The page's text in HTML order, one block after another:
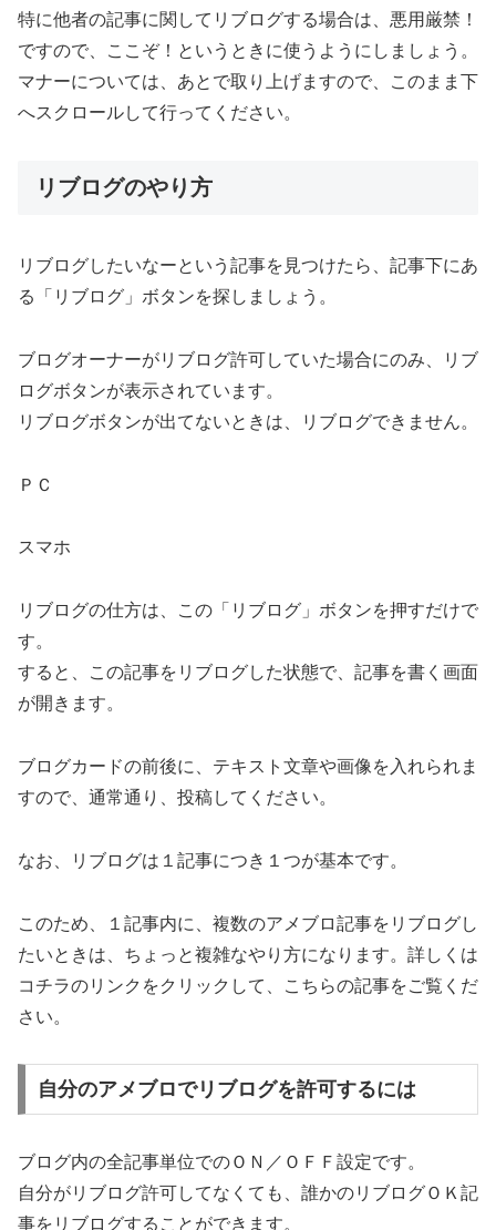
特に他者の記事に関してリブログする場合は、悪用厳禁！
ですので、ここぞ！というときに使うようにしましょう。
マナーについては、あとで取り上げますので、このまま下
へスクロールして行ってください。
リブログのやり方
リブログしたいなーという記事を見つけたら、記事下にあ
る「リブログ」ボタンを探しましょう。
ブログオーナーがリブログ許可していた場合にのみ、リブ
ログボタンが表示されています。
リブログボタンが出てないときは、リブログできません。
ＰＣ
スマホ
リブログの仕方は、この「リブログ」ボタンを押すだけで
す。
すると、この記事をリブログした状態で、記事を書く画面
が開きます。
ブログカードの前後に、テキスト文章や画像を入れられま
すので、通常通り、投稿してください。
なお、リブログは１記事につき１つが基本です。
このため、１記事内に、複数のアメブロ記事をリブログし
たいときは、ちょっと複雑なやり方になります。詳しくは
コチラのリンクをクリックして、こちらの記事をご覧くだ
さい。
自分のアメブロでリブログを許可するには
ブログ内の全記事単位でのＯＮ／ＯＦＦ設定です。
自分がリブログ許可してなくても、誰かのリブログＯＫ記
事をリブログすることができます。